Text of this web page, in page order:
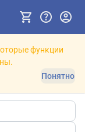
функции
Понятно